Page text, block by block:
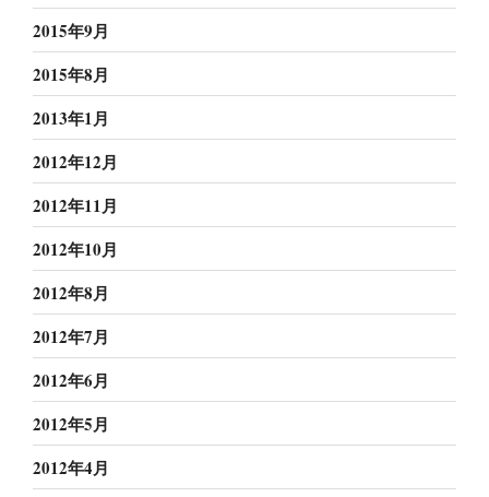
2015年9月
2015年8月
2013年1月
2012年12月
2012年11月
2012年10月
2012年8月
2012年7月
2012年6月
2012年5月
2012年4月